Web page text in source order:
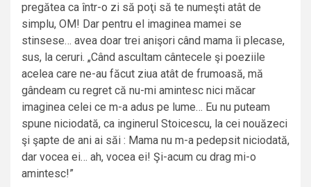
pregătea ca într-o zi să poţi să te numeşti atât de
simplu, OM! Dar pentru el imaginea mamei se
stinsese… avea doar trei anişori când mama îi plecase,
sus, la ceruri. „Când ascultam cântecele şi poeziile
acelea care ne-au făcut ziua atât de frumoasă, mă
gândeam cu regret că nu-mi amintesc nici măcar
imaginea celei ce m-a adus pe lume… Eu nu puteam
spune niciodată, ca inginerul Stoicescu, la cei nouăzeci
şi şapte de ani ai săi : Mama nu m-a pedepsit niciodată,
dar vocea ei… ah, vocea ei! Şi-acum cu drag mi-o
amintesc!”